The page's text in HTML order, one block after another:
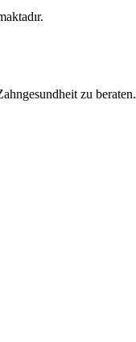
zu beraten.